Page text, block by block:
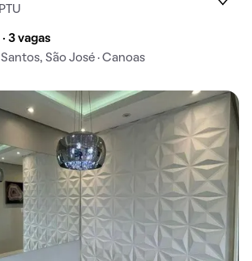
3 vagas
São José · Canoas